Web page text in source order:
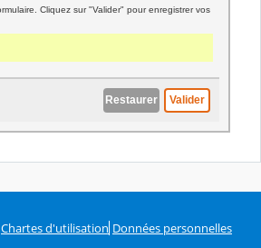
Chartes d'utilisation Données personnelles